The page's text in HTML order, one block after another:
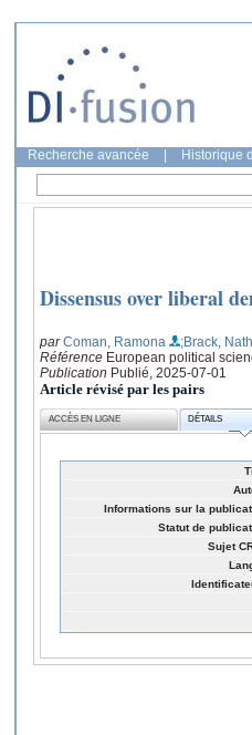
Recherche avancée Historique
Dissensus over liberal
parComan, Ramona
;Brack,
Référence European political
Publication Publié, 2025-07-01
Article révisé par les pairs
ACCÈS EN LIGNE DÉTAILS
Informations sur la
Statut de
Sujet